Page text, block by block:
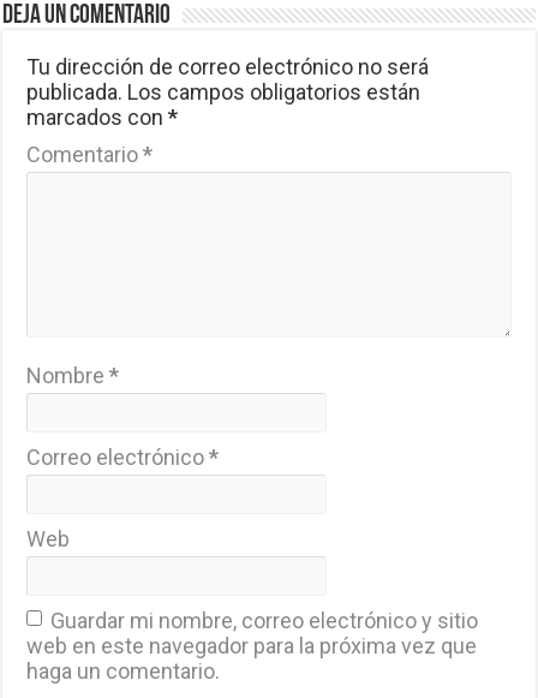
Deja un comentario
Tu dirección de correo electrónico no será
publicada. Los campos obligatorios están
marcados con*
Comentario*
Nombre*
Correo electrónico*
Web
Guardar mi nombre, correo electrónico y sitio
web en este navegador para la próxima vez que
haga un comentario.